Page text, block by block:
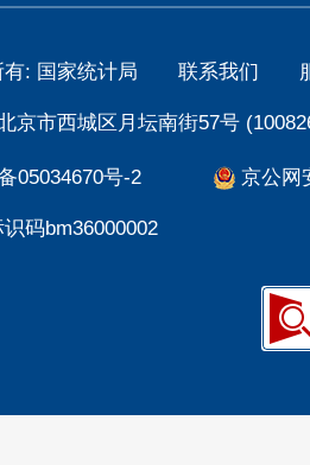
有: 国家统计局 联系我们
京市西城区月坛南街57号
05034670号-2 京公网
识码bm36000002